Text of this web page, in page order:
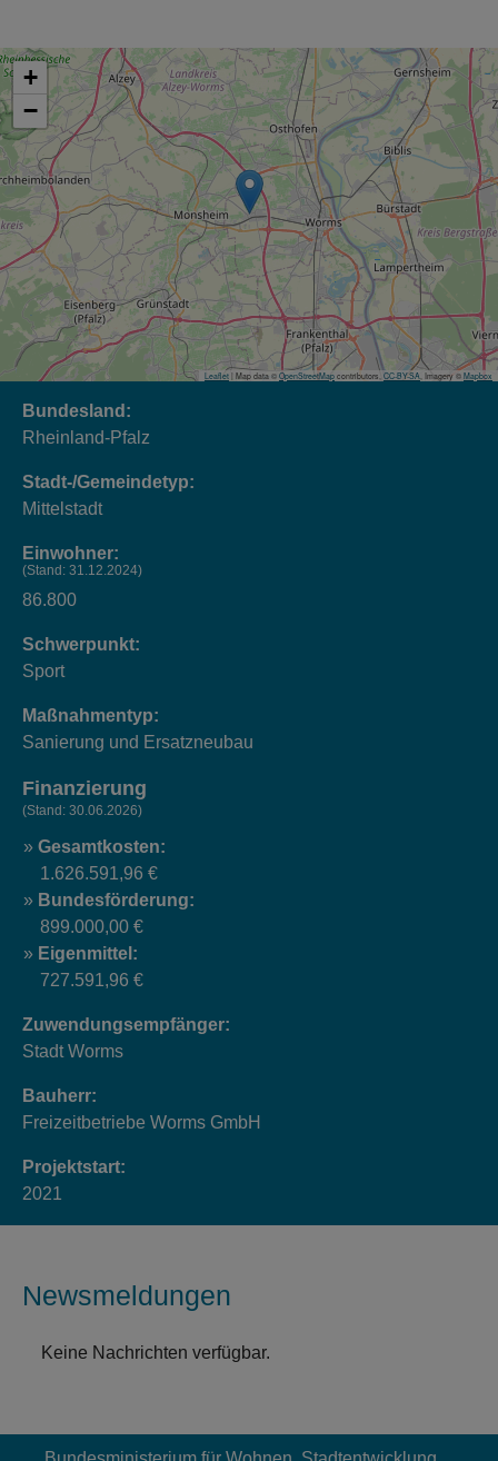
+
−
Leaflet | Map data © OpenStreetMap contributors, CC-BY-SA, Imagery © Mapbox
Bundesland:
Rheinland-Pfalz
Stadt-/Gemeindetyp:
Mittelstadt
Einwohner:
(Stand: 31.12.2024)
86.800
Schwerpunkt:
Sport
Maßnahmentyp:
Sanierung und Ersatzneubau
Finanzierung
(Stand: 30.06.2026)
Gesamtkosten:
1.626.591,96 €
Bundesförderung:
899.000,00 €
Eigenmittel:
727.591,96 €
Zuwendungsempfänger:
Stadt Worms
Bauherr:
Freizeitbetriebe Worms GmbH
Projektstart:
2021
Newsmeldungen
Keine Nachrichten verfügbar.